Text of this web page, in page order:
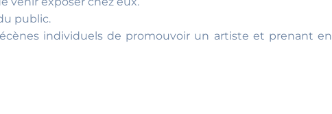
public.
individuels de promouvoir un artiste et prenant en